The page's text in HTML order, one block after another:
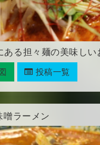
る担々麺の美味しい
投稿一覧
噌ラーメン